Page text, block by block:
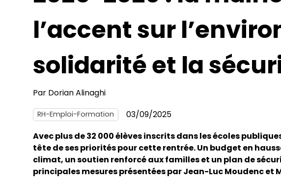
l’accent sur
solidarité et la
Par Dorian Alinaghi
RH-Emploi-Formation
03/09/2025
Avec plus de 32 000 élèves inscrits dans les écoles
tête de ses priorités pour cette rentrée. Un budget en
climat, un soutien renforcé aux familles et un plan de
principales mesures présentées par Jean-Luc Moudenc et